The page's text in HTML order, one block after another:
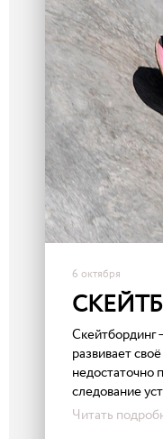
6 октября
Скейтбординг
развивает
недостаточно
следование
Читать